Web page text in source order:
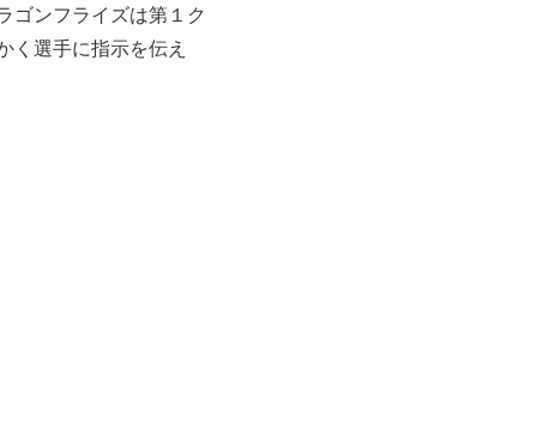
ゴンフライズは第１ク
く選手に指示を伝え